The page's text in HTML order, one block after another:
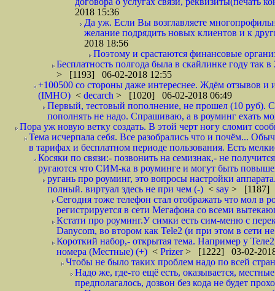
2018 15:36
Да уж. Если Вы возглавляете
желание подрядить новых клиентов и к
2018 18:56
Поэтому и срастаются финансовые
Бесплатность полгода была в скайлинке году
> [1193] 06-02-2018 12:55
+100500 со стороны даже интереснее. Ждём отзывов и
(IMHO) < decarch > [1020] 06-02-2018 06:49
Первый, тестовый пополнение, не прошел (10 руб).
пополнять не надо. Спрашиваю, а в роуминг ехать
Пора уж новую ветку создать. В этой черт ногу сломит
Тема исчерпала себя. Все разобрались что и почём...
в тарифах и бесплатном периоде пользования. Есть
Косяки по связи:- позвонить на семизнак,- не
ругаются что СИМ-ка в роуминге и могут быть
ругань про роуминг, это вопросы настройки
полный. виртуал здесь не при чем (-) < say > [1187]
Сегодня тоже телефон стал отображать что мол в
регистрируется в сети Мегафона со всеми
Кстати про роуминг.У симки есть сим-меню с
Danycom, во втором как Tele2 (и при этом в сети
Короткий набор,- открытая тема. Например у
номера (Местные) (+) < Prizer> [1222] 03-02-
Чтобы не было таких проблем надо по всей
Надо же, где-то ещё есть, оказывается,
предполагалось, дозвон без кода не будет